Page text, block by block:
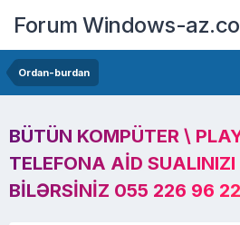
Forum Windows-
Ordan-burdan
BÜTÜN KOMPÜTER \
TELEFONA AID
BILƏRSINIZ 055 226 96 22